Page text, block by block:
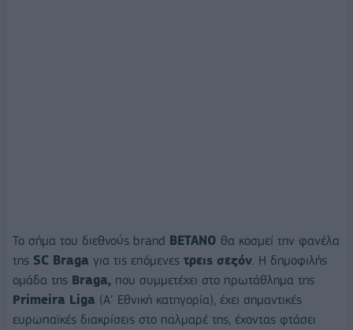
Το σήμα του διεθνούς brand BETANO θα κοσμεί την φανέλα
της SC Braga για τις επόμενες τρεις σεζόν. H δημοφιλής
ομάδα της Βraga, που συμμετέχει στο πρωτάθλημα της
Primeira Liga (Α’ Εθνική κατηγορία), έχει σημαντικές
ευρωπαϊκές διακρίσεις στο παλμαρέ της, έχοντας φτάσει